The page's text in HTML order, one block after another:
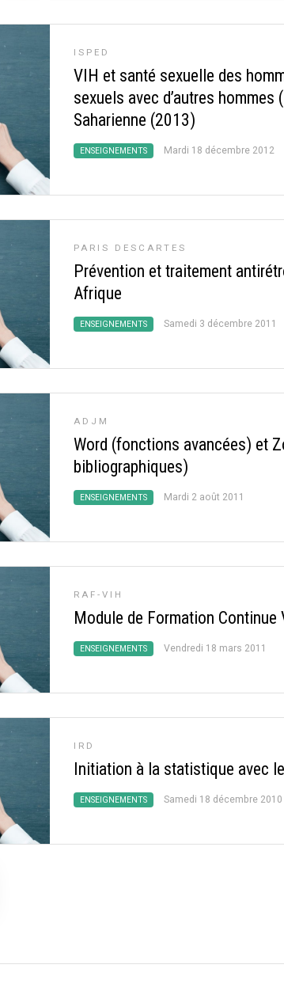
ISPED
VIH et santé sexuelle des
sexuels avec d’autres
Saharienne (2013)
ENSEIGNEMENTS Mardi 18 décembre 2012
PARIS DESCARTES
Prévention et traitement
Afrique
ENSEIGNEMENTS Samedi 3 décembre 2011
ADJM
Word (fonctions avancées) et
bibliographiques)
ENSEIGNEMENTS Mardi 2 août 2011
RAF-VIH
Module de Formation Continue
ENSEIGNEMENTS Vendredi 18 mars 2011
IRD
Initiation à la statistique avec
ENSEIGNEMENTS Samedi 18 décembre 2010